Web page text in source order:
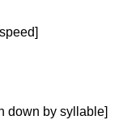
down by syllable]